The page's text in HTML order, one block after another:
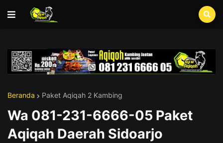
Beranda Paket Aqiqah 2 Kambing
Wa 081-231-6666-05 Paket
Aqiqah Daerah Sidoarjo